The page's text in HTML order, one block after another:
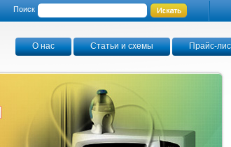
Поиск
О нас Статьи и схемы Прайс-